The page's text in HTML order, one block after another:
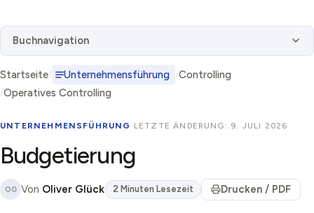
Buchnavigation
Startseite Unternehmensführung
Controlling
Operatives Controlling
UNTERNEHMENSFÜHRUNG · LETZTE ÄNDERUNG: 9. JULI 2026
Budgetierung
OG Von Oliver Glück 2 Minuten Lesezeit Drucken / PDF